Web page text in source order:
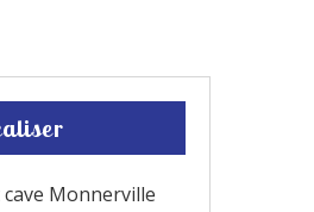
Monnerville